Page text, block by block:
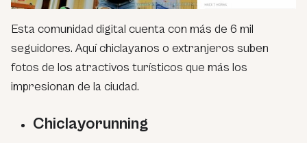
Esta comunidad digital cuenta con más de 6 mil
seguidores. Aquí chiclayanos o extranjeros suben
fotos de los atractivos turísticos que más los
impresionan de la ciudad.
Chiclayorunning